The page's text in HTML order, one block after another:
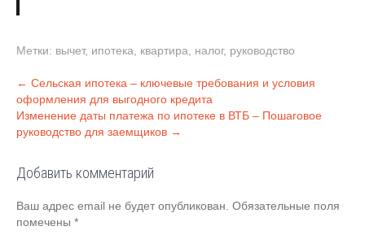
Метки: вычет, ипотека квартира налог, руководство
Навигация
по
записям
← Сельская ипотека – ключевые требования и условия
оформления для выгодного кредита
Изменение даты платежа по ипотеке в ВТБ – Пошаговое
руководство для заемщиков →
Добавить комментарий
Ваш адрес email не будет опубликован. Обязательные поля
помечены *